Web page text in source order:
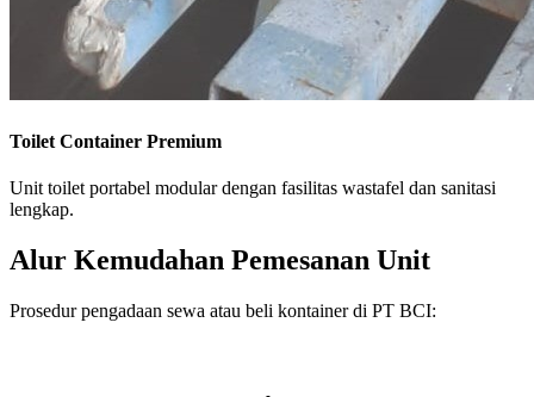
Toilet Container Premium
Unit toilet portabel modular dengan fasilitas wastafel dan sanitasi
lengkap.
Alur Kemudahan Pemesanan Unit
Prosedur pengadaan sewa atau beli kontainer di PT BCI: